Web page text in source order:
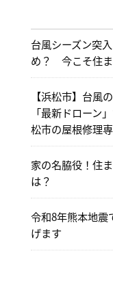
台風シーズン突
め？ 今こそ住
【浜松市】台風
「最新ドローン
松市の屋根修理
家の名脇役！住
は？
令和8年熊本地震
げます